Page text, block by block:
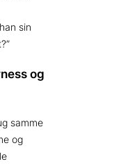
sin
og
samme
og